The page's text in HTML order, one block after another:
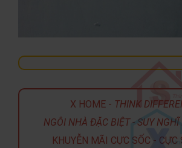
X HOME - THINK
NGÔI NHÀ ĐẶC BIỆT - SUY NGHĨ
KHUYỄN MÃI CỰC SỐC - CỰC